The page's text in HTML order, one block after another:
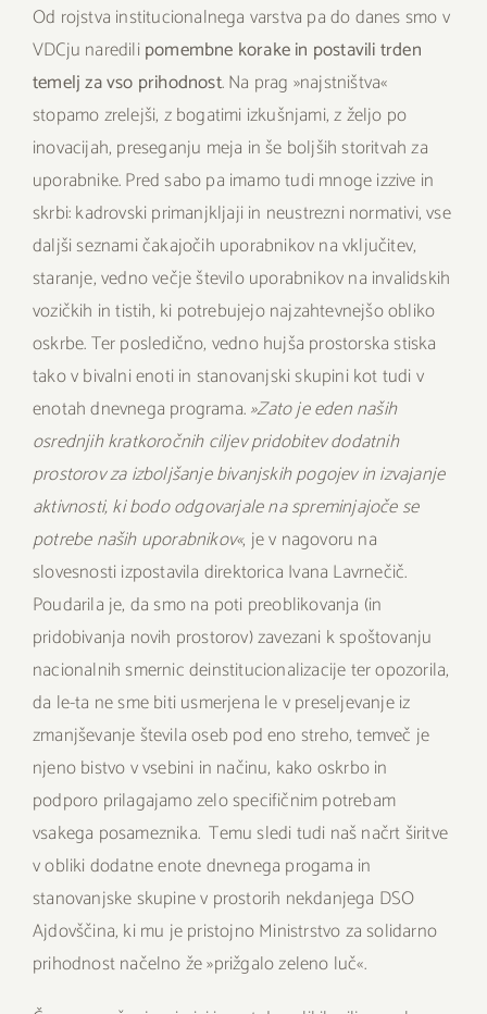
Od rojstva institucionalnega varstva pa do danes smo v
VDCju naredilipomembne korake in postavili trden
temelj za vso prihodnost. Na prag »najstništva«
stopamo zrelejši, z bogatimi izkušnjami, z željo po
inovacijah, preseganju meja in še boljših storitvah za
uporabnike. Pred sabo pa imamo tudi mnoge izzive in
skrbi: kadrovski primanjkljaji in neustrezni normativi, vse
daljši seznami čakajočih uporabnikov na vključitev,
staranje, vedno večje število uporabnikov na invalidskih
vozičkih in tistih, ki potrebujejo najzahtevnejšo obliko
oskrbe. Ter posledično, vedno hujša prostorska stiska
tako v bivalni enoti in stanovanjski skupini kot tudi v
enotah dnevnega programa.»Zato je eden naših
osrednjih kratkoročnih ciljev pridobitev dodatnih
prostorov za izboljšanje bivanjskih pogojev in izvajanje
aktivnosti, ki bodo odgovarjale na spreminjajoče se
potrebe naših uporabnikov«, je v nagovoru na
slovesnosti izpostavila direktorica Ivana Lavrnečič.
Poudarila je, da smo na poti preoblikovanja (in
pridobivanja novih prostorov) zavezani k spoštovanju
nacionalnih smernic deinstitucionalizacije ter opozorila,
da le-ta ne sme biti usmerjena le v preseljevanje iz
zmanjševanje števila oseb pod eno streho, temveč je
njeno bistvo v vsebini in načinu, kako oskrbo in
podporo prilagajamo zelo specifičnim potrebam
vsakega posameznika. Temu sledi tudi naš načrt širitve
v obliki dodatne enote dnevnega progama in
stanovanjske skupine v prostorih nekdanjega DSO
Ajdovščina, ki mu je pristojno Ministrstvo za solidarno
prihodnost načelno že »prižgalo zeleno luč«.